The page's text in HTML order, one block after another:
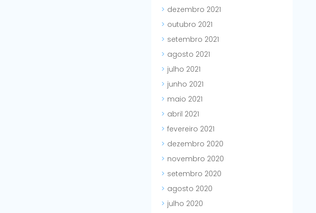
dezembro 2021
outubro 2021
setembro 2021
agosto 2021
julho 2021
junho 2021
maio 2021
abril 2021
fevereiro 2021
dezembro 2020
novembro 2020
setembro 2020
agosto 2020
julho 2020